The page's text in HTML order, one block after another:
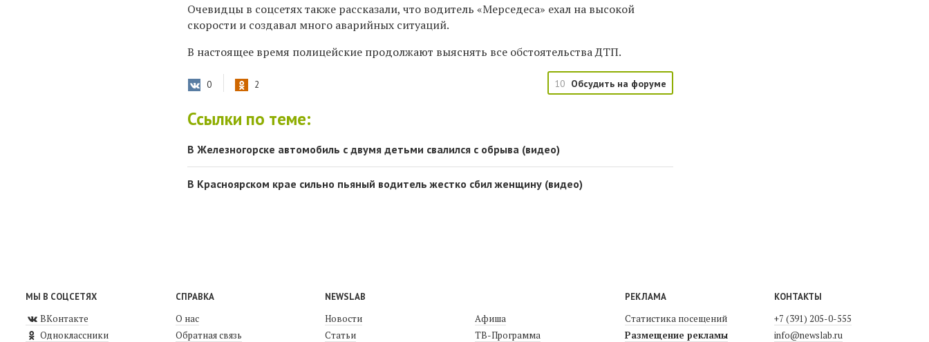
Очевидцы в соцсетях также рассказали, что водитель «Мерседеса» ехал на высокой
скорости и создавал много аварийных ситуаций.
В настоящее время полицейские продолжают выяснять все обстоятельства ДТП.
0 2 10 Обсудить на форуме
Ссылки по теме:
В Железногорске автомобиль с двумя детьми свалился с обрыва (видео)
В Красноярском крае сильно пьяный водитель жестко сбил женщину (видео)
МЫ В СОЦСЕТЯХ
ВКонтакте
Одноклассники
СПРАВКА
О нас
Обратная связь
NEWSLAB
Новости
Статьи
Афиша
ТВ-Программа
РЕКЛАМА
Статистика посещений
Размещение рекламы
КОНТАКТЫ
+7 (391) 205-0-555
info@newslab.ru